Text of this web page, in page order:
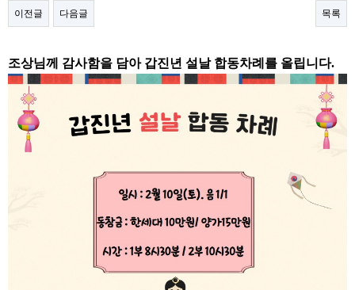
이전글 다음글 목록
조상님께 감사함을 담아 갑진년 설날 합동차례를 올립니다.